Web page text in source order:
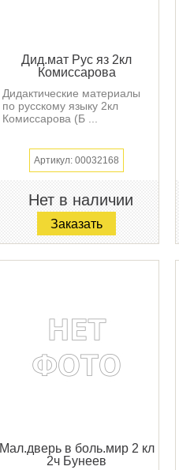
Дид.мат Рус яз 2кл
Комиссарова
Дидактические материалы
по русскому языку 2кл
Комиссарова (Б ...
Артикул: 00032168
Нет в наличии
Заказать
Мал.дверь в боль.мир 2 кл
2ч Бунеев